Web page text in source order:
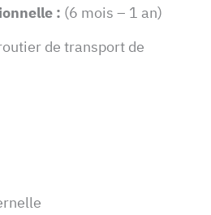
: (6 mois – 1 an)
de transport de